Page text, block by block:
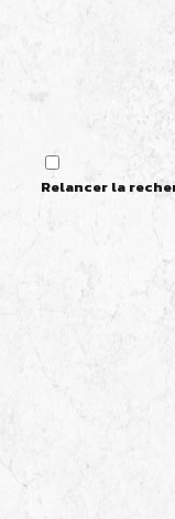
Relancer la